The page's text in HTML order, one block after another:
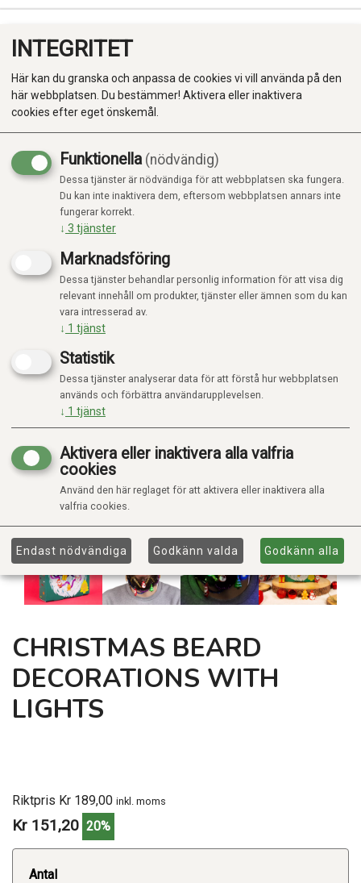
Produkter
Kategorier
Kampanj
CHRISTMAS BEARD
DECORATIONS WITH
LIGHTS
Riktpris Kr 189,00 inkl. moms
Kr 151,20 20%
Antal
INTEGRITET
Här kan du granska och anpassa de cookies vi vill använda på den
här webbplatsen. Du bestämmer! Aktivera eller inaktivera
cookies efter eget önskemål.
Funktionella (nödvändig)
Dessa tjänster är nödvändiga för att webbplatsen ska fungera.
Du kan inte inaktivera dem, eftersom webbplatsen annars inte
fungerar korrekt.
↓ 3 tjänster
Marknadsföring
Dessa tjänster behandlar personlig information för att visa dig
relevant innehåll om produkter, tjänster eller ämnen som du kan
vara intresserad av.
↓ 1 tjänst
Statistik
Dessa tjänster analyserar data för att förstå hur webbplatsen
används och förbättra användarupplevelsen.
↓ 1 tjänst
Aktivera eller inaktivera alla valfria
cookies
Använd den här reglaget för att aktivera eller inaktivera alla
valfria cookies.
Endast nödvändiga Godkänn valda Godkänn alla